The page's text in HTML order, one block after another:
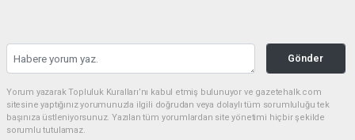
Gönder
Yorum yazarak Topluluk Kuralları’nı kabul etmiş bulunuyor ve gazetehalk.com
sitesine yaptığınız yorumunuzla ilgili doğrudan veya dolaylı tüm sorumluluğu tek
başınıza üstleniyorsunuz. Yazılan tüm yorumlardan site yönetimi hiçbir şekilde
sorumlu tutulamaz.